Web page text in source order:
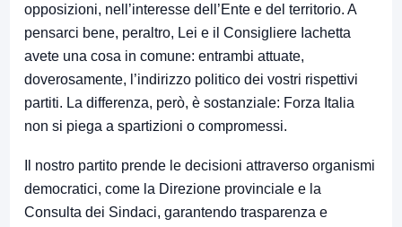
opposizioni, nell’interesse dell’Ente e del territorio. A
pensarci bene, peraltro, Lei e il Consigliere Iachetta
avete una cosa in comune: entrambi attuate,
doverosamente, l’indirizzo politico dei vostri rispettivi
partiti. La differenza, però, è sostanziale: Forza Italia
non si piega a spartizioni o compromessi.
Il nostro partito prende le decisioni attraverso organismi
democratici, come la Direzione provinciale e la
Consulta dei Sindaci, garantendo trasparenza e